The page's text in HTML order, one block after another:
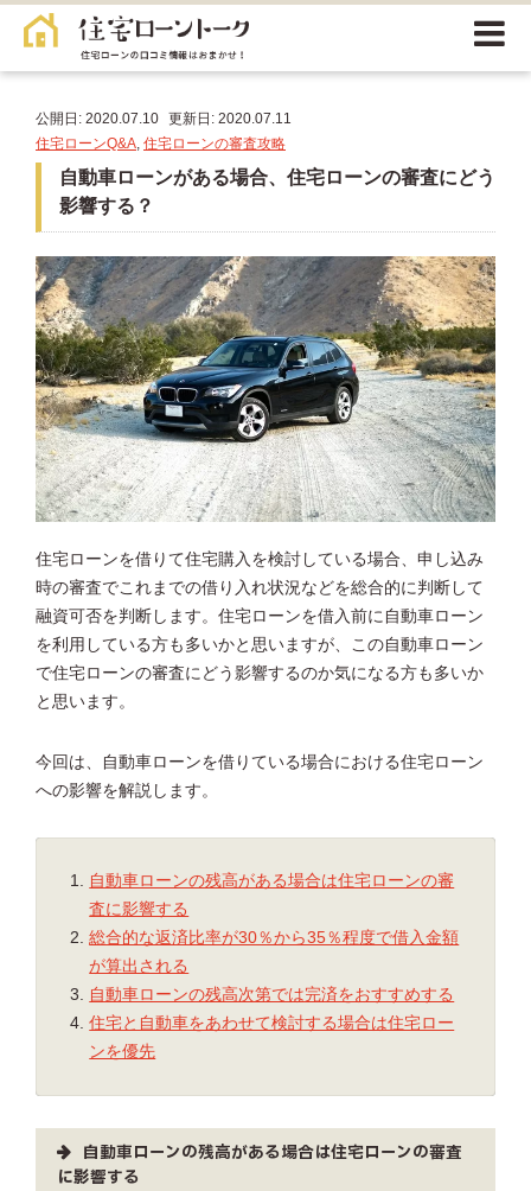
公開日: 2020.07.10 更新日: 2020.07.11
住宅ローンQ&A, 住宅ローンの審査攻略
自動車ローンがある場合、住宅ローンの審査にどう
影響する？
住宅ローンを借りて住宅購入を検討している場合、申し込み
時の審査でこれまでの借り入れ状況などを総合的に判断して
融資可否を判断します。住宅ローンを借入前に自動車ローン
を利用している方も多いかと思いますが、この自動車ローン
で住宅ローンの審査にどう影響するのか気になる方も多いか
と思います。
今回は、自動車ローンを借りている場合における住宅ローン
への影響を解説します。
自動車ローンの残高がある場合は住宅ローンの審
査に影響する
総合的な返済比率が30％から35％程度で借入金額
が算出される
自動車ローンの残高次第では完済をおすすめする
住宅と自動車をあわせて検討する場合は住宅ロー
ンを優先
自動車ローンの残高がある場合は住宅ローンの審査
に影響する